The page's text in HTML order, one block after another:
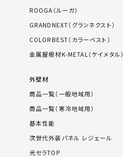
ROOGA（ルーガ）
GRANDNEXT（グランネクスト）
COLORBEST（カラーベスト）
金属屋根材K-METAL（ケイメタル）
外壁材
商品一覧（一般地域用）
商品一覧（寒冷地域用）
基本性能
次世代外装パネル レジェール
光セラTOP